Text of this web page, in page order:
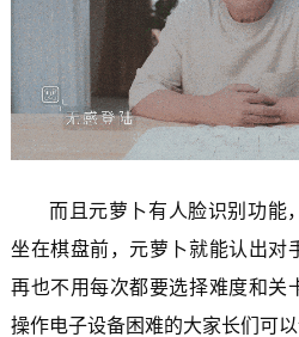
而且元萝卜有人脸识别功能
坐在棋盘前，元萝卜就能认出对
再也不用每次都要选择难度和关
操作电子设备困难的大家长们可以